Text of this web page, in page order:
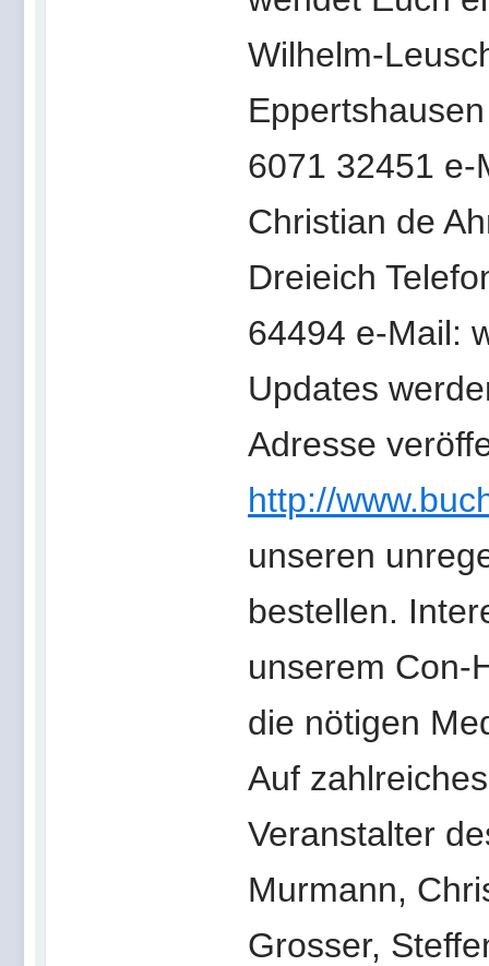
Wilhelm-
6071 32451 e-
Christian de
Dreieich
64494 e-Mail:
Updates
Adresse
http://
unseren
bestellen.
unserem Con-
die nötigen
Auf
Veranstalter
Murmann,
Grosser,